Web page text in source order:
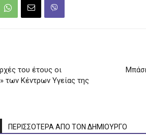
του έτους οι
των Κέντρων Υγείας της
ΠΕΡΙΣΣΟΤΕΡΑ ΑΠΟ ΤΟΝ ΔΗΜΙΟΥΡΓΟ